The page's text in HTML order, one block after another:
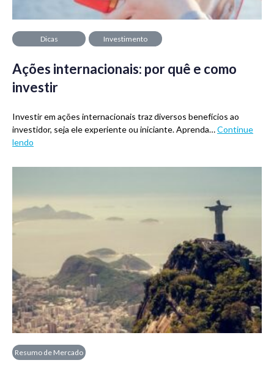
Dicas Investimento
Ações internacionais: por quê e como
investir
Investir em ações internacionais traz diversos benefícios ao
investidor, seja ele experiente ou iniciante. Aprenda…Continue
lendo
Resumo de Mercado